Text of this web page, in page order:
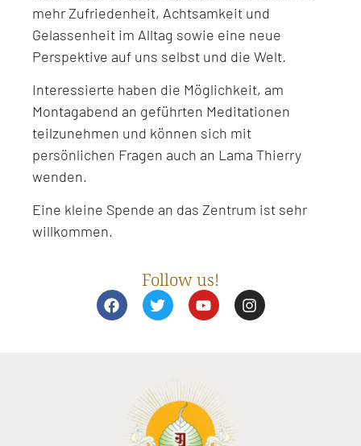
mehr Zufriedenheit, Achtsamkeit und
Gelassenheit im Alltag sowie eine neue
Perspektive auf uns selbst und die Welt.
Interessierte haben die Möglichkeit, am
Montagabend an geführten Meditationen
teilzunehmen und können sich mit
persönlichen Fragen auch an Lama Thierry
wenden.
Eine kleine Spende an das Zentrum ist sehr
willkommen.
Follow us!
F
a
T
w
r
Y
o
e
I
n